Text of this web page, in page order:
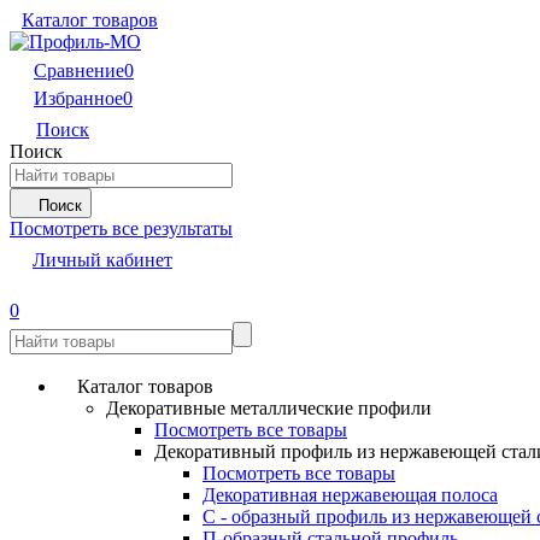
Каталог товаров
Сравнение0
Избранное0
Поиск
Поиск
Поиск
Посмотреть все результаты
Личный кабинет
0
Каталог товаров
Декоративные металлические профили
Посмотреть все товары
Декоративный профиль из нержавеющей
Посмотреть все товары
Декоративная нержавеющая полоса
С - образный профиль из нержавеющей